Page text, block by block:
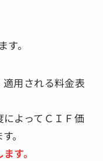
。
用される料金表
よってＣＩＦ価
。
す。